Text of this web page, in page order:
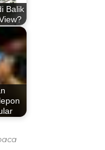
Balik